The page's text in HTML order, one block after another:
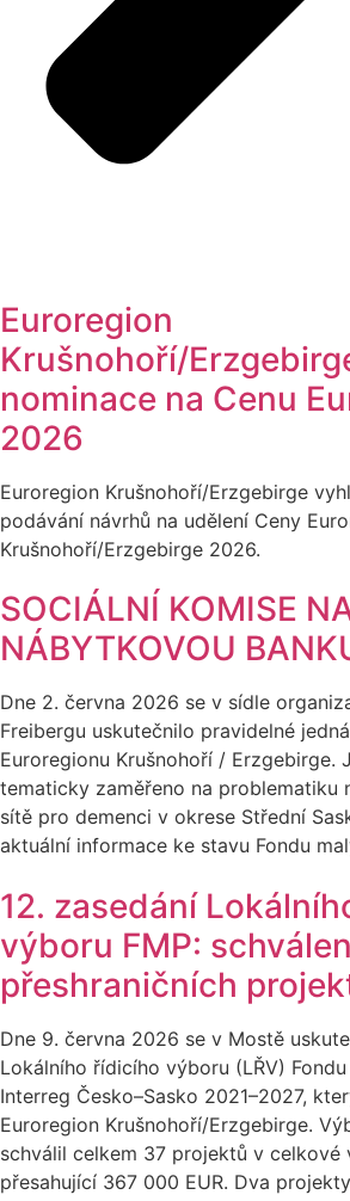
Euroregion
Krušnohoří/
nominace na Cenu
2026
Euroregion Krušnohoří/Erzgebirge
podávání návrhů na udělení Ceny
Krušnohoří/Erzgebirge 2026.
SOCIÁLNÍ KOMISE
NÁBYTKOVOU
Dne 2. června 2026 se v sídle
Freibergu uskutečnilo pravidelné
Euroregionu Krušnohoří / Erzgebirge.
tematicky zaměřeno na problematiku
sítě pro demenci v okrese Střední
aktuální informace ke stavu Fondu
12. zasedání
výboru FMP:
přeshraničních
Dne 9. června 2026 se v Mostě
Lokálního řídicího výboru (LŘV)
Interreg Česko–Sasko 2021–2027,
Euroregion Krušnohoří/Erzgebirge.
schválil celkem 37 projektů v celkové
přesahující 367 000 EUR. Dva